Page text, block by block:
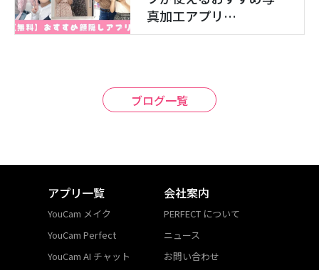
真加工アプリ…
ブログ一覧
アプリ一覧
YouCam メイク
YouCam Perfect
YouCam AI チャット
会社案内
PERFECT について
ニュース
お問い合わせ